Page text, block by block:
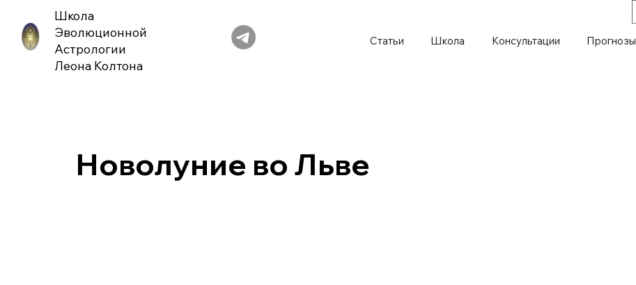
Школа
Эволюционной
Астрологии
Леона Колтона
Статьи Школа Консультации Прогнозы
Новолуние во Льве